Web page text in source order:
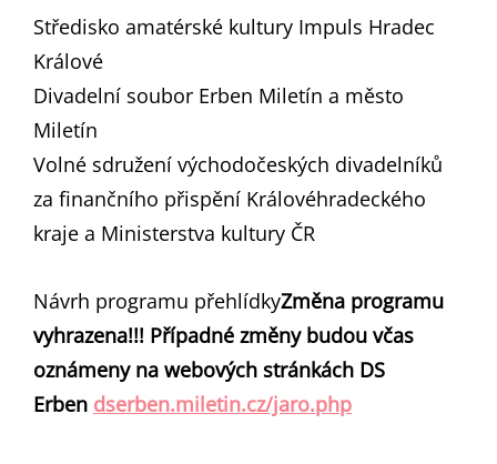
Středisko amatérské kultury Impuls Hradec
Králové
Divadelní soubor Erben Miletín a město
Miletín
Volné sdružení východočeských divadelníků
za finančního přispění Královéhradeckého
kraje a Ministerstva kultury ČR
Návrh programu přehlídkyZměna programu
vyhrazena!!! Případné změny budou včas
oznámeny na webových stránkách DS
Erben dserben.miletin.cz/jaro.php